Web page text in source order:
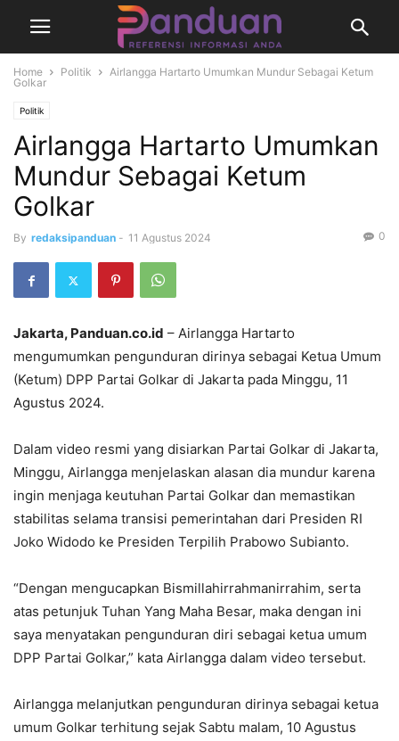
Home Politik
Airlangga Hartarto Umumkan Mundur Sebagai Ketum
Golkar
Politik
Airlangga Hartarto Umumkan
Mundur Sebagai Ketum
Golkar
By redaksipanduan - 11 Agustus 2024 0
Jakarta, Panduan.co.id – Airlangga Hartarto
mengumumkan pengunduran dirinya sebagai Ketua Umum
(Ketum) DPP Partai Golkar di Jakarta pada Minggu, 11
Agustus 2024.
Dalam video resmi yang disiarkan Partai Golkar di Jakarta,
Minggu, Airlangga menjelaskan alasan dia mundur karena
ingin menjaga keutuhan Partai Golkar dan memastikan
stabilitas selama transisi pemerintahan dari Presiden RI
Joko Widodo ke Presiden Terpilih Prabowo Subianto.
“Dengan mengucapkan Bismillahirrahmanirrahim, serta
atas petunjuk Tuhan Yang Maha Besar, maka dengan ini
saya menyatakan pengunduran diri sebagai ketua umum
DPP Partai Golkar,” kata Airlangga dalam video tersebut.
Airlangga melanjutkan pengunduran dirinya sebagai ketua
umum Golkar terhitung sejak Sabtu malam, 10 Agustus